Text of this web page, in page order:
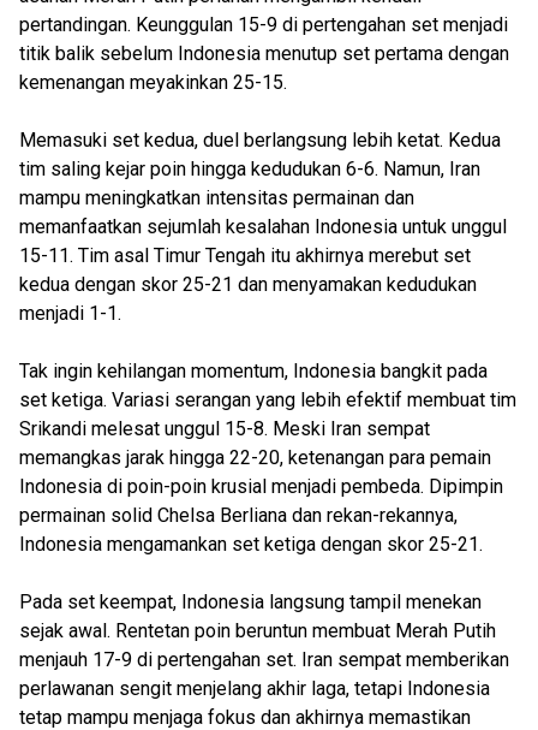
pertandingan. Keunggulan 15-9 di pertengahan set menjadi
titik balik sebelum Indonesia menutup set pertama dengan
kemenangan meyakinkan 25-15.
Memasuki set kedua, duel berlangsung lebih ketat. Kedua
tim saling kejar poin hingga kedudukan 6-6. Namun, Iran
mampu meningkatkan intensitas permainan dan
memanfaatkan sejumlah kesalahan Indonesia untuk unggul
15-11. Tim asal Timur Tengah itu akhirnya merebut set
kedua dengan skor 25-21 dan menyamakan kedudukan
menjadi 1-1.
Tak ingin kehilangan momentum, Indonesia bangkit pada
set ketiga. Variasi serangan yang lebih efektif membuat tim
Srikandi melesat unggul 15-8. Meski Iran sempat
memangkas jarak hingga 22-20, ketenangan para pemain
Indonesia di poin-poin krusial menjadi pembeda. Dipimpin
permainan solid Chelsa Berliana dan rekan-rekannya,
Indonesia mengamankan set ketiga dengan skor 25-21.
Pada set keempat, Indonesia langsung tampil menekan
sejak awal. Rentetan poin beruntun membuat Merah Putih
menjauh 17-9 di pertengahan set. Iran sempat memberikan
perlawanan sengit menjelang akhir laga, tetapi Indonesia
tetap mampu menjaga fokus dan akhirnya memastikan